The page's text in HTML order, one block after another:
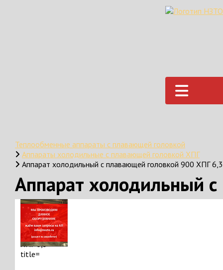
Теплообменные аппараты с плавающей головкой
Аппараты холодильные с плавающей головкой ХПГ
Аппарат холодильный с плавающей головкой 900 ХПГ 6,3
Аппарат холодильный